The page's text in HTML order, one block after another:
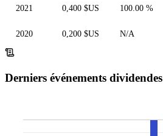
2021 0,400 $US 100.00 %
2020 0,200 $US N/A
Derniers événements dividendes